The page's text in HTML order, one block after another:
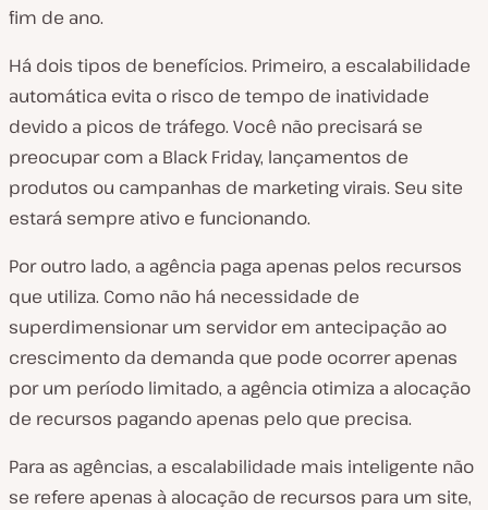
fim de ano.
Há dois tipos de benefícios. Primeiro, a escalabilidade
automática evita o risco de tempo de inatividade
devido a picos de tráfego. Você não precisará se
preocupar com a Black Friday, lançamentos de
produtos ou campanhas de marketing virais. Seu site
estará sempre ativo e funcionando.
Por outro lado, a agência paga apenas pelos recursos
que utiliza. Como não há necessidade de
superdimensionar um servidor em antecipação ao
crescimento da demanda que pode ocorrer apenas
por um período limitado, a agência otimiza a alocação
de recursos pagando apenas pelo que precisa.
Para as agências, a escalabilidade mais inteligente não
se refere apenas à alocação de recursos para um site,